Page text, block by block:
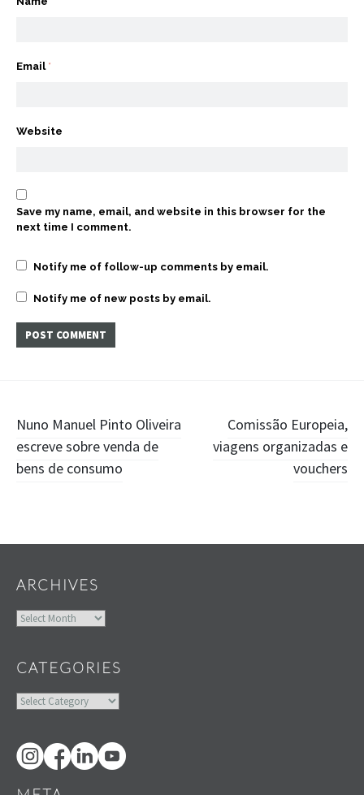
Email *
Website
Save my name, email, and website in this browser for the
next time I comment.
Notify me of follow-up comments by email.
Notify me of new posts by email.
Post
navigation
Nuno Manuel Pinto Oliveira
escreve sobre venda de
bens de consumo
Comissão Europeia,
viagens organizadas e
vouchers
ARCHIVES
Archives
CATEGORIES
Categories